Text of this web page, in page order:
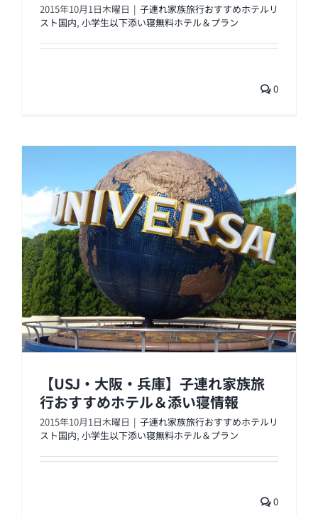
2015年10月1日木曜日 | 子連れ家族旅行おすすめホテルリ
スト国内, 小学生以下添い寝無料ホテル＆プラン
0
【USJ・大阪・兵庫】子連れ家族旅
行おすすめホテル＆添い寝情報
2015年10月1日木曜日 | 子連れ家族旅行おすすめホテルリ
スト国内, 小学生以下添い寝無料ホテル＆プラン
0